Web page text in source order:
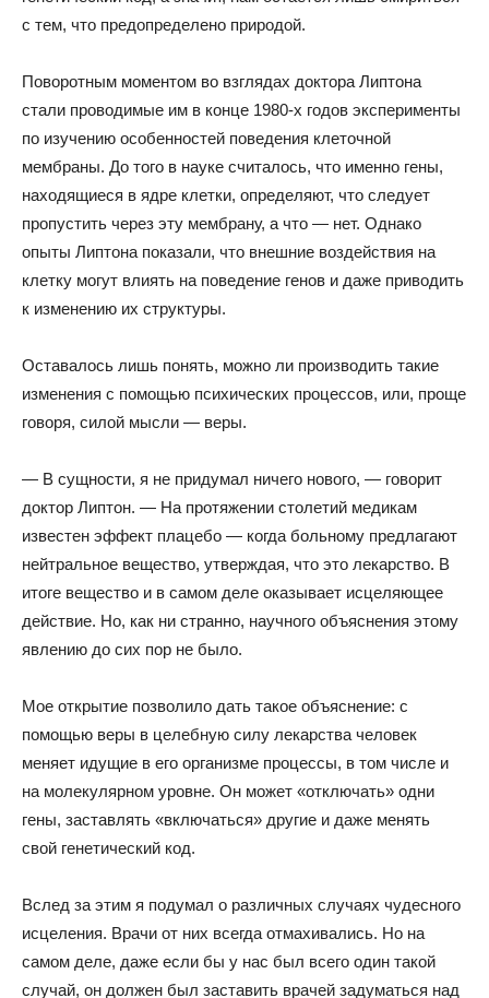
с тем, что предопределено природой.
Поворотным моментом во взглядах доктора Липтона
стали проводимые им в конце 1980-х годов эксперименты
по изучению особенностей поведения клеточной
мембраны. До того в науке считалось, что именно гены,
находящиеся в ядре клетки, определяют, что следует
пропустить через эту мембрану, а что — нет. Однако
опыты Липтона показали, что внешние воздействия на
клетку могут влиять на поведение генов и даже приводить
к изменению их структуры.
Оставалось лишь понять, можно ли производить такие
изменения с помощью психических процессов, или, проще
говоря, силой мысли — веры.
— В сущности, я не придумал ничего нового, — говорит
доктор Липтон. — На протяжении столетий медикам
известен эффект плацебо — когда больному предлагают
нейтральное вещество, утверждая, что это лекарство. В
итоге вещество и в самом деле оказывает исцеляющее
действие. Но, как ни странно, научного объяснения этому
явлению до сих пор не было.
Мое открытие позволило дать такое объяснение: с
помощью веры в целебную силу лекарства человек
меняет идущие в его организме процессы, в том числе и
на молекулярном уровне. Он может «отключать» одни
гены, заставлять «включаться» другие и даже менять
свой генетический код.
Вслед за этим я подумал о различных случаях чудесного
исцеления. Врачи от них всегда отмахивались. Но на
самом деле, даже если бы у нас был всего один такой
случай, он должен был заставить врачей задуматься над